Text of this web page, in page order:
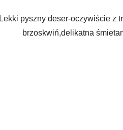
Lekki pyszny deser-oczywiście z
brzoskwiń,delikatna